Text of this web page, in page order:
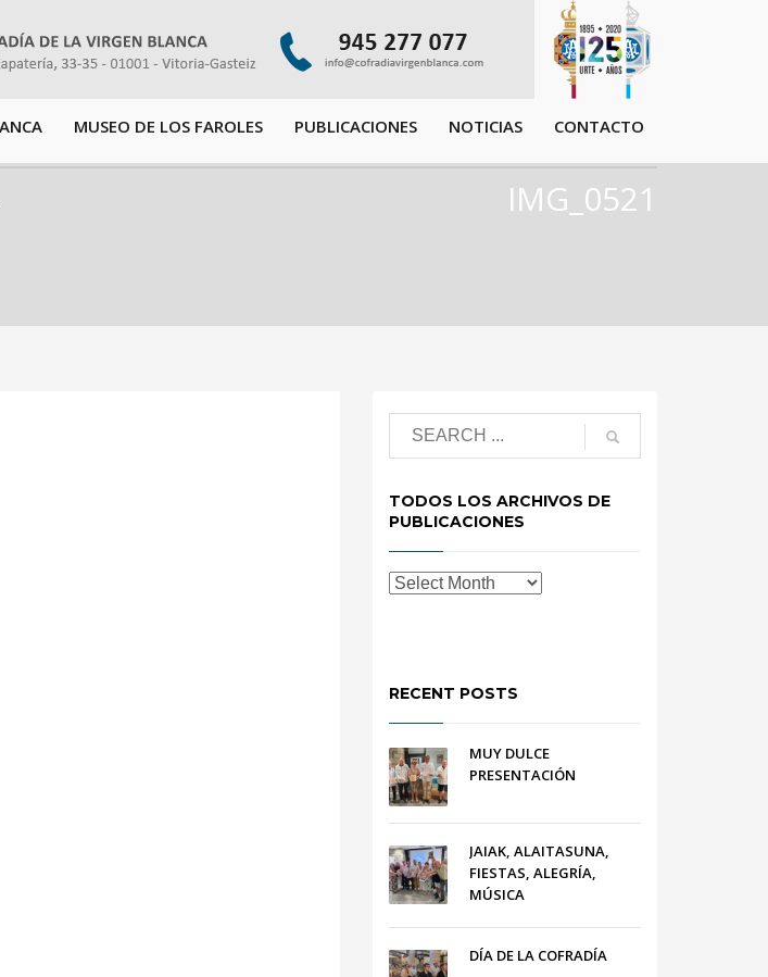
MUSEO DE LOS FAROLES PUBLICACIONES NOTICIAS CONTACTO
IMG_0521
TODOS LOS ARCHIVOS DE
PUBLICACIONES
RECENT POSTS
MUY DULCE
PRESENTACIÓN
JAIAK, ALAITASUNA,
FIESTAS, ALEGRÍA,
MÚSICA
DÍA DE LA COFRADÍA